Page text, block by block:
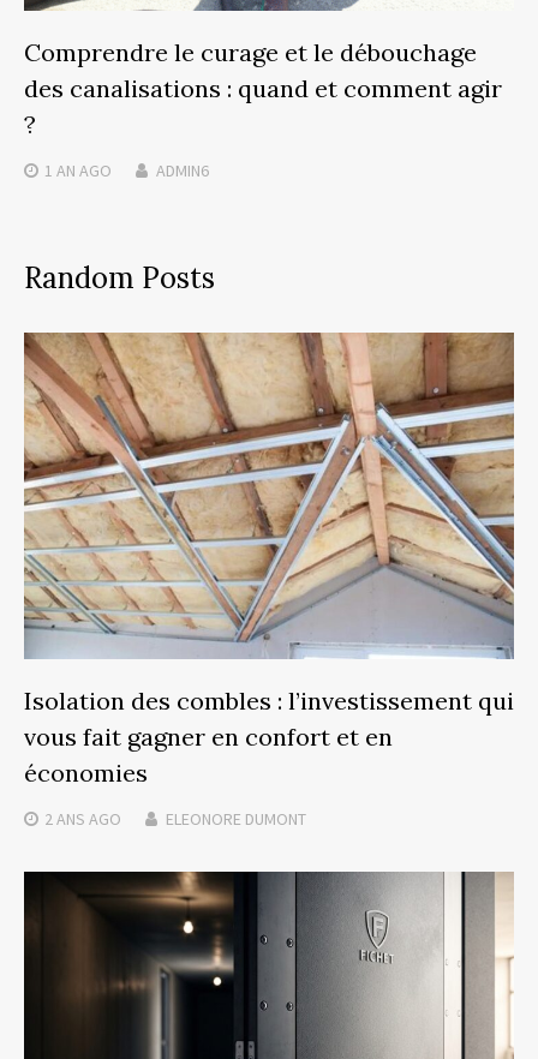
Comprendre le curage et le débouchage
des canalisations : quand et comment agir
?
1 AN AGO ADMIN6
Random Posts
Isolation des combles : l’investissement qui
vous fait gagner en confort et en
économies
2 ANS AGO ELEONORE DUMONT